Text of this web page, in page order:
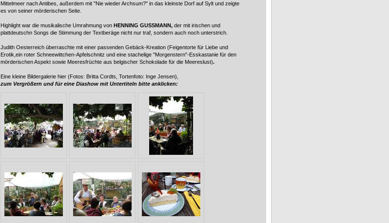
Mittelmeer nach Antibes, außerdem mit "Nie wieder Archsum?" in das kleinste Dorf auf Sylt und zeigte
es von seiner mörderischen Seite.
Highlight war die musikalische Umrahmung von HENNING GUSSMANN, der mit irischen und
plattdeutschn Songs die Stimmung der Textberäge nicht nur traf, sondern auch noch unterstrich.
Judith Oesterreich überraschte mit einer passenden Gebäck-Kreation (Feigentorte für Liebe und
Erotik,ein roter Schneewittchen-Apfelschnitz und eine stachelige "Morgenstern"-Esskastanie für den
mörderischen Aspekt sowie Meeresfrüchte aus belgischer Schokolade für die Meereslust).
Eine kleine Bildergalerie hier (Fotos: Britta Cordts, Tortenfoto: Inge Jensen),
zum Vergrößern und für eine Diashow mit Untertiteln bitte anklicken: